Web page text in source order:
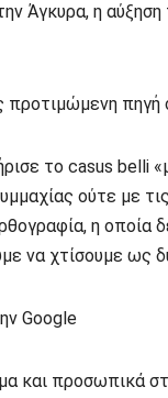
Άγκυρα, η
πηγή
το casus belli
ούτε με
η
να χτίσουμε ως
Google
και προσωπικά